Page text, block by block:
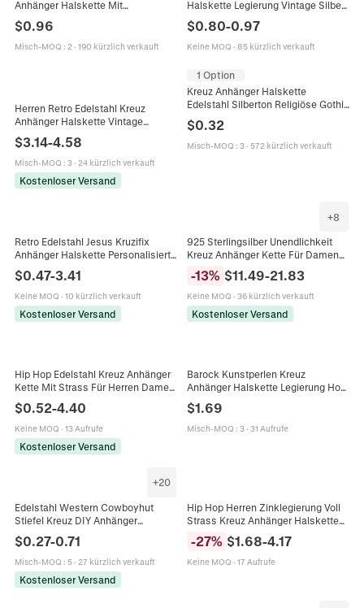
Anhänger Halskette Mit
Engelsflügeln Gothic Punk Hip Hop
Schmuck Unisex
$0.96
Misch-MOQ : 2· 190 kürzlich verkauft
Halskette Legierung Vintage Silber
Totenkopf Skelett Jesus Graviert
Punk Rock Schmuck
$0.80-0.97
Keine MOQ · 85 kürzlich verkauft
Herren Retro Edelstahl Kreuz
Anhänger Halskette Vintage
Punktmuster Punk Religiöser
Schmuck Gotischer Stil Silber Gold
$3.14-4.58
Misch-MOQ : 3· 24 kürzlich verkauft
Kostenloser Versand
1 Option
Kreuz Anhänger Halskette
Edelstahl Silberton Religiöse Gothic
Punk Schmuck Für Herren Damen
Unisex Mit Schwarzer Kordel
$0.32
Misch-MOQ : 3· 572 kürzlich verkauft
Retro Edelstahl Jesus Kruzifix
Anhänger Halskette Personalisiert
Religiöser Schmuck Für Herren
Damen
$0.47-3.41
Keine MOQ · 10 kürzlich verkauft
Kostenloser Versand
+8
925 Sterlingsilber Unendlichkeit
Kreuz Anhänger Kette Für Damen
Unendlichkeitssymbol Schmuck
Geschenk
-13% $11.49-21.83
Keine MOQ · 36 kürzlich verkauft
Kostenloser Versand
Hip Hop Edelstahl Kreuz Anhänger
Kette Mit Strass Für Herren Damen
Mode Streetwear Schmuck Gold
Silber Ton
$0.52-4.40
Keine MOQ · 13 Aufrufe
Kostenloser Versand
Barock Kunstperlen Kreuz
Anhänger Halskette Legierung Hohl
Strass Choker Für Frauen Hochzeit
Party Schmuck Gold Silber
$1.69
Misch-MOQ : 3· 31 Aufrufe
+20
Edelstahl Western Cowboyhut
Stiefel Kreuz DIY Anhänger
Strass Charms
$0.27-0.71
Misch-MOQ : 5· 27 kürzlich verkauft
Kostenloser Versand
Hip Hop Herren Zinklegierung Voll
Strass Kreuz Anhänger Halskette
Party Schmuck Gold Silber
-27% $1.68-4.17
Keine MOQ · 17 Aufrufe